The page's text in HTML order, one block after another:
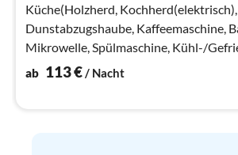
Küche(Holzherd, Kochherd(elektrisch),
Dunstabzugshaube, Kaffeemaschine,
Mikrowelle, Spülmaschine, Kühl-/
Wasser vom Brunnen)
ab 113€/ Nacht